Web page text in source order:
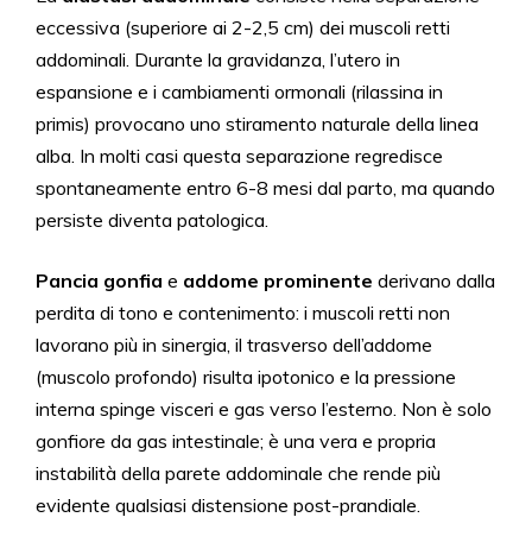
eccessiva (superiore ai 2-2,5 cm) dei muscoli retti
addominali. Durante la gravidanza, l’utero in
espansione e i cambiamenti ormonali (rilassina in
primis) provocano uno stiramento naturale della linea
alba. In molti casi questa separazione regredisce
spontaneamente entro 6-8 mesi dal parto, ma quando
persiste diventa patologica.
Pancia gonfia e addome prominente derivano dalla
perdita di tono e contenimento: i muscoli retti non
lavorano più in sinergia, il trasverso dell’addome
(muscolo profondo) risulta ipotonico e la pressione
interna spinge visceri e gas verso l’esterno. Non è solo
gonfiore da gas intestinale; è una vera e propria
instabilità della parete addominale che rende più
evidente qualsiasi distensione post-prandiale.